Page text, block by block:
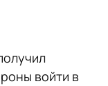
войти в